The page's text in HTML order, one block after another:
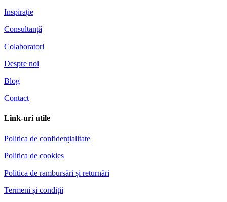
Inspirație
Consultanță
Colaboratori
Despre noi
Blog
Contact
Link-uri utile
Politica de confidențialitate
Politica de cookies
Politica de rambursări și returnări
Termeni și condiții